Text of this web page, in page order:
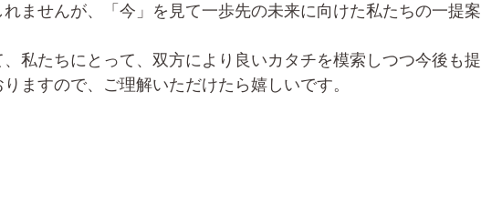
ませんが、「今」を見て一歩先の未来に向けた私たちの一提案
私たちにとって、双方により良いカタチを模索しつつ今後も提
ますので、ご理解いただけたら嬉しいです。